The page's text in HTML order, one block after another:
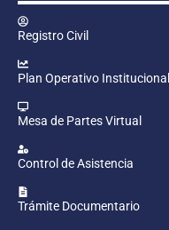
Registro Civil
Plan Operativo Institucional
Mesa de Partes Virtual
Control de Asistencia
Trámite Documentario